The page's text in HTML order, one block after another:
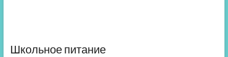
Школьное питание